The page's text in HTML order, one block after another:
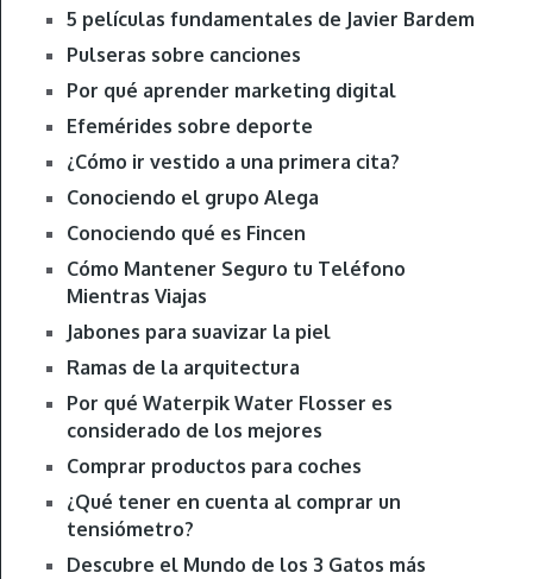
5 películas fundamentales de Javier Bardem
Pulseras sobre canciones
Por qué aprender marketing digital
Efemérides sobre deporte
¿Cómo ir vestido a una primera cita?
Conociendo el grupo Alega
Conociendo qué es Fincen
Cómo Mantener Seguro tu Teléfono
Mientras Viajas
Jabones para suavizar la piel
Ramas de la arquitectura
Por qué Waterpik Water Flosser es
considerado de los mejores
Comprar productos para coches
¿Qué tener en cuenta al comprar un
tensiómetro?
Descubre el Mundo de los 3 Gatos más